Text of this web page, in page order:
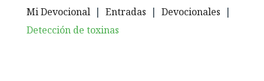
Mi Devocional | Entradas | Devocionales |
Detección de toxinas